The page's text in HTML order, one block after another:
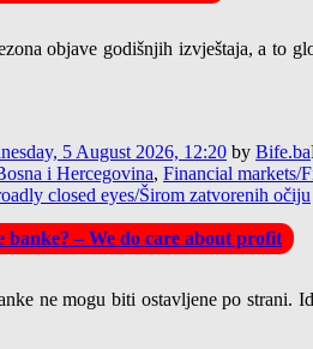
objave godišnjih izvještaja, a
5 August 2026, 12:20 by Bife.ba
i Hercegovina, Financial markets/
closed eyes/Širom zatvorenih očiju
banke? – We do care about profit
ne mogu biti ostavljene po strani.